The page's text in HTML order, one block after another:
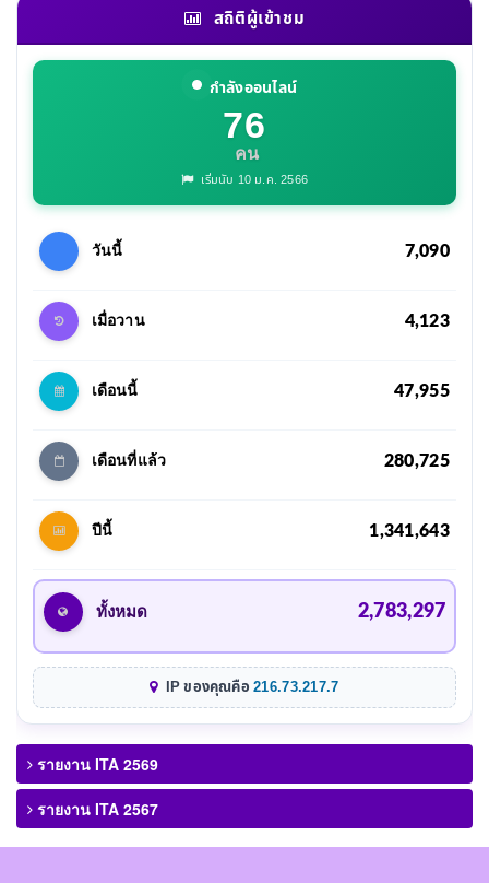
สถิติผู้เข้าชม
กำลังออนไลน์
76
คน
เริ่มนับ 10 ม.ค. 2566
วันนี้ 7,090
เมื่อวาน 4,123
เดือนนี้ 47,955
เดือนที่แล้ว 280,725
ปีนี้ 1,341,643
ทั้งหมด 2,783,297
IP ของคุณคือ 216.73.217.7
รายงาน ITA 2569
รายงาน ITA 2567